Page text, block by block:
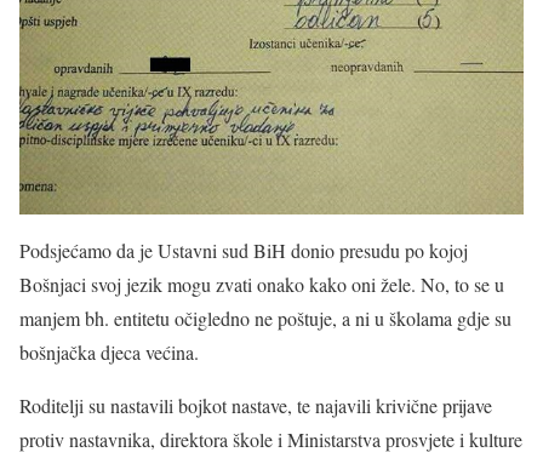
Podsjećamo da je Ustavni sud BiH donio presudu po kojoj
Bošnjaci svoj jezik mogu zvati onako kako oni žele. No, to se u
manjem bh. entitetu očigledno ne poštuje, a ni u školama gdje su
bošnjačka djeca većina.
Roditelji su nastavili bojkot nastave, te najavili krivične prijave
protiv nastavnika, direktora škole i Ministarstva prosvjete i kulture